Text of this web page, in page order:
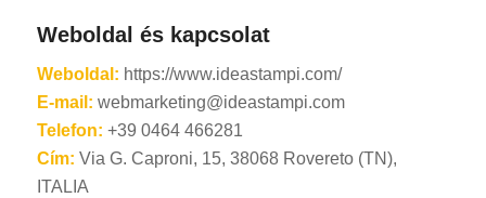
Weboldal és kapcsolat
Weboldal: https://www.ideastampi.com/
E-mail: webmarketing@ideastampi.com
Telefon: +39 0464 466281
Cím: Via G. Caproni, 15, 38068 Rovereto (TN),
ITALIA